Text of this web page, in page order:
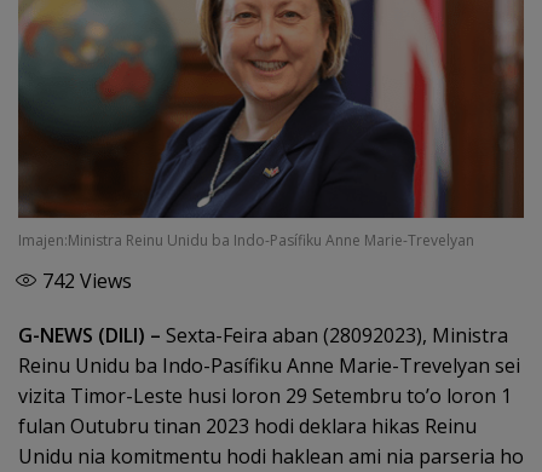
Imajen:Ministra Reinu Unidu ba Indo-Pasífiku Anne Marie-Trevelyan
742 Views
G-NEWS (DILI) – Sexta-Feira aban (28092023), Ministra
Reinu Unidu ba Indo-Pasífiku Anne Marie-Trevelyan sei
vizita Timor-Leste husi loron 29 Setembru to’o loron 1
fulan Outubru tinan 2023 hodi deklara hikas Reinu
Unidu nia komitmentu hodi haklean ami nia parseria ho